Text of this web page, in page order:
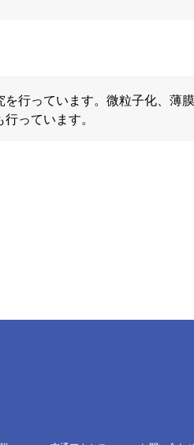
行っています。微粒子化、薄
っています。